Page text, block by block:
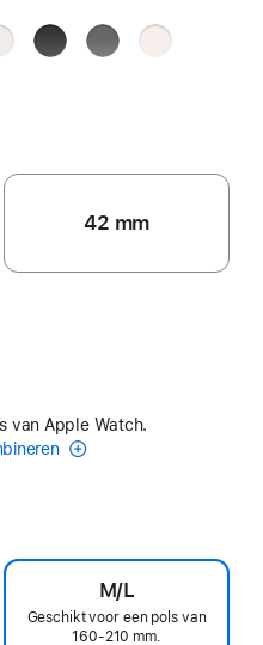
Zwart RotsgrijsRosé
42 mm
van Apple Watch.
M/L
Geschikt voor een pols van
160-210 mm.